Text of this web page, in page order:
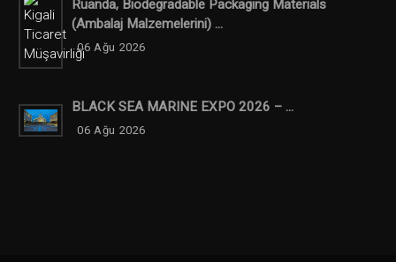
Ruanda, Biodegradable Packaging Materials
(ambalaj Malzemelerini) ...
06 Ağu 2026
BLACK SEA MARINE EXPO 2026 – ...
06 Ağu 2026